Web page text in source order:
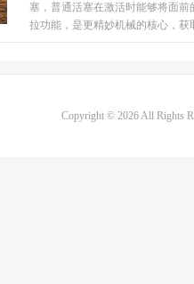
塞，普通活塞在激活时能够将面
拉功能，是更精妙机械的核心，获
Copyright © 2026 All Rights